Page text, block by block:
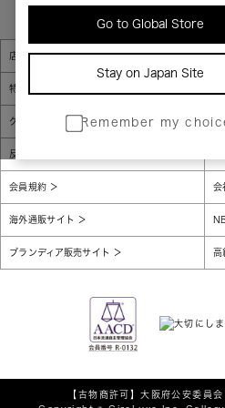
Go to Global Store
Stay on Japan Site
Remember my
当店について
店舗一覧 販
特定商取引法に基づく表示
グローバルプライバシーポリシー コ
反社会的勢力に対する基本方針
会員規約 会
海外通販サイト
ブランディア販売サイト 高
【古物商許可】大阪府公安委